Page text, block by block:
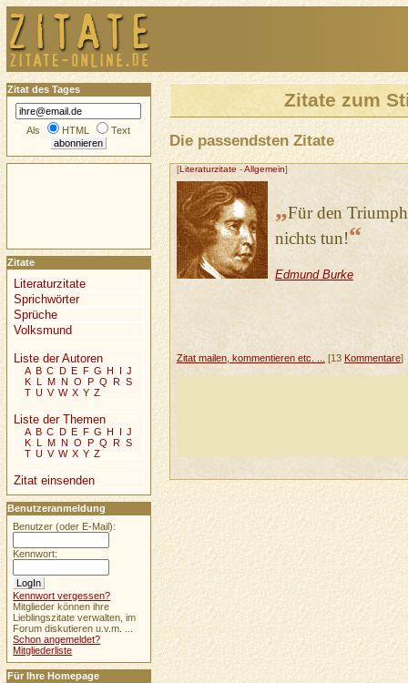
Zitate zum
Die passendsten Zitate
[Literaturzitate -Allgemein]
„Für den
nichts tun!“
Edmund Burke
Zitat mailen, kommentieren etc. ... [13 Kommentare]
Zitat des Tages
Als HTML Text
Zitate
Literaturzitate
Sprichwörter
Sprüche
Volksmund
Liste der Autoren
A B C D E F G H I J
K L M N O P Q R S
T U V W X Y Z
Liste der Themen
A B C D E F G H I J
K L M N O P Q R S
T U V W X Y Z
Zitat einsenden
Benutzeranmeldung
Benutzer (oder E-Mail):
Kennwort:
Kennwort vergessen?
Mitglieder können ihre
Lieblingszitate verwalten, im
Forum diskutieren u.v.m. ...
Schon angemeldet?
Mitgliederliste
Für Ihre Homepage